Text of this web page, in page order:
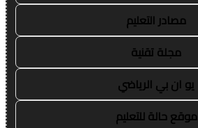
مصادر التعليم
مجلة تقنية
يو ان بي الرياضي
موقع حالة للتعليم